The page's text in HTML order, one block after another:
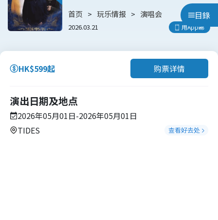
目錄
首页 玩乐情报 演唱会
2026.03.21 用App睇
HK$599起 购票详情
演出日期及地点
2026年05月01日-2026年05月01日
TIDES
查看好去处